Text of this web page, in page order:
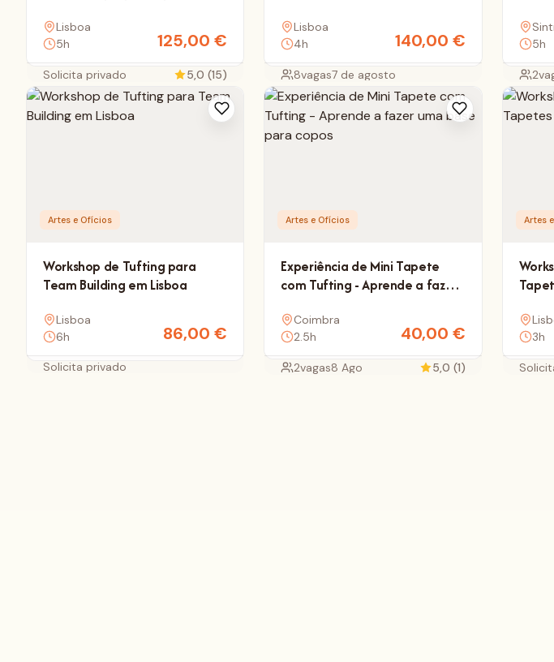
Lisboa
5h
125,00€
Solicita privado 5,0 (15)
Lisboa
4h
140,00 €
8vagas7 de agosto
5h
2
Artes e Ofícios
Workshop de Tufting para
Team Building em Lisboa
Lisboa
6h
86,00€
Solicita privado
Artes e Ofícios
Experiência de Mini Tapete
com Tufting - Aprende a fazer
Coimbra
2.5h
40,00 €
2vagas8 Ago 5,0 (1)
Artes
3h